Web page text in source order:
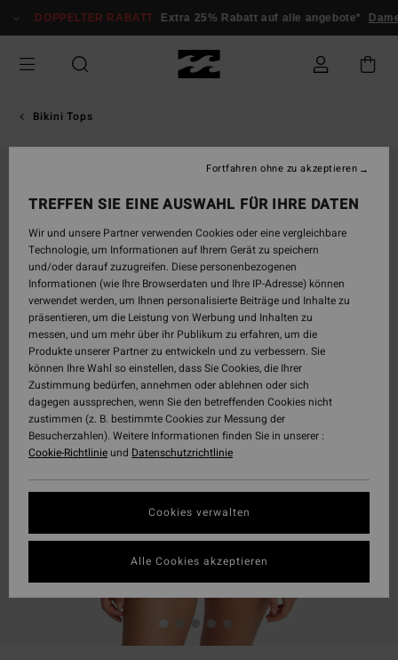
zur
springen
DOPPELTER RABATT Extra 25% Rabatt auf alle angebote*
Bikini Tops
TREFFEN SIE EINE AUSWAHL FÜR IHRE DATEN
Wir und unsere Partner verwenden Cookies oder eine vergleichbare
Technologie, um Informationen auf Ihrem Gerät zu speichern
und/oder darauf zuzugreifen. Diese personenbezogenen
Informationen (wie Ihre Browserdaten und Ihre IP-Adresse) können
verwendet werden, um Ihnen personalisierte Beiträge und Inhalte zu
präsentieren, um die Leistung von Werbung und Inhalten zu
messen, und um mehr über ihr Publikum zu erfahren, um die
Produkte unserer Partner zu entwickeln und zu verbessern. Sie
können Ihre Wahl so einstellen, dass Sie Cookies, die Ihrer
Zustimmung bedürfen, annehmen oder ablehnen oder sich
dagegen aussprechen, wenn Sie den betreffenden Cookies nicht
zustimmen (z. B. bestimmte Cookies zur Messung der
Besucherzahlen). Weitere Informationen finden Sie in unserer :
Cookie-Richtlinieund Datenschutzrichtlinie
Cookies verwalten
Fortfahren ohne zu akzeptieren
Alle Cookies akzeptieren